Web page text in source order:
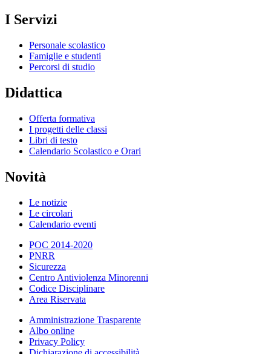
I Servizi
Personale scolastico
Famiglie e studenti
Percorsi di studio
Didattica
Offerta formativa
I progetti delle classi
Libri di testo
Calendario Scolastico e Orari
Novità
Le notizie
Le circolari
Calendario eventi
POC 2014-2020
PNRR
Sicurezza
Centro Antiviolenza Minorenni
Codice Disciplinare
Area Riservata
Amministrazione Trasparente
Albo online
Privacy Policy